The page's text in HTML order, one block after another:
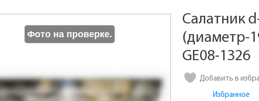
Фото на проверке.
Салатник
(диаметр-
GE08-1326
Добавить в
Избранное
Количество